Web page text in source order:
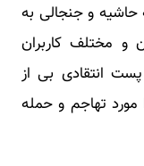
و جنجالی به
و مختلف کاربران
انتقادی بی از
مورد تهاجم و حمله